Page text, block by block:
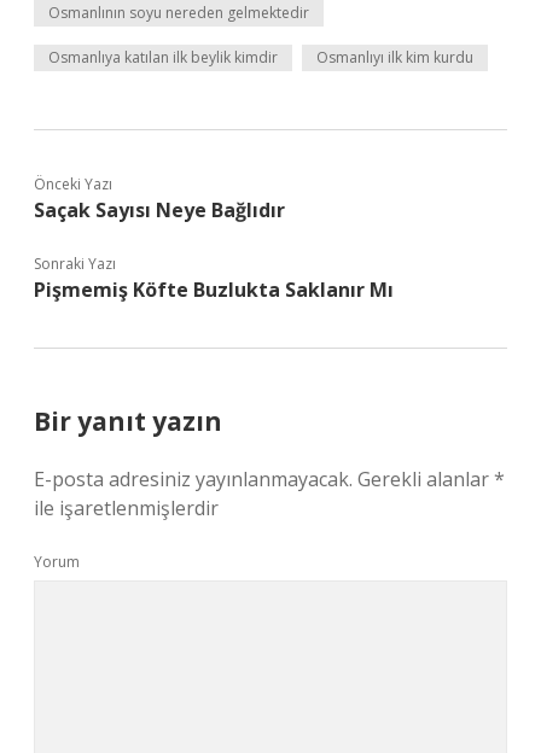
Osmanlının soyu nereden gelmektedir
Osmanlıya katılan ilk beylik kimdir Osmanlıyı ilk kim kurdu
Önceki Yazı
Saçak Sayısı Neye Bağlıdır
Sonraki Yazı
Pişmemiş Köfte Buzlukta Saklanır Mı
Bir yanıt yazın
E-posta adresiniz yayınlanmayacak. Gerekli alanlar*
ile işaretlenmişlerdir
Yorum